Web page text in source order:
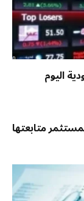
اليوم
متابعتها